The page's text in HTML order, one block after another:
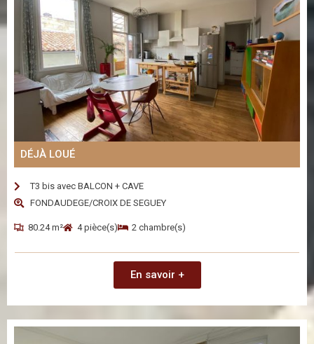
DÉJÀ LOUÉ
T3 bis avec BALCON + CAVE
FONDAUDEGE/CROIX DE SEGUEY
80.24 m² 4 pièce(s) 2 chambre(s)
En savoir +